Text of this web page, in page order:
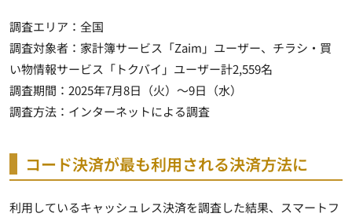
調査エリア：全国
調査対象者：家計簿サービス「Zaim」ユーザー、チラシ・買
い物情報サービス「トクバイ」ユーザー計2,559名
調査期間：2025年7月8日（火）～9日（水）
調査方法：インターネットによる調査
コード決済が最も利用される決済方法に
利用しているキャッシュレス決済を調査した結果、スマートフ